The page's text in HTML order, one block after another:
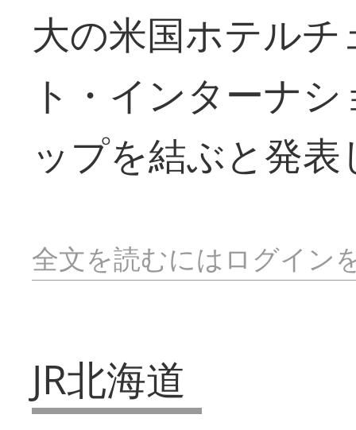
大の米国ホテル
ト・インターナ
ップを結ぶと発表
全文を読むにはログイン
JR北海道